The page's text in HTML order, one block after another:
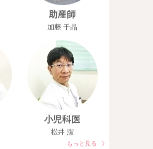
助産師
加藤 千晶
小児科医
松井 潔
もっと見る